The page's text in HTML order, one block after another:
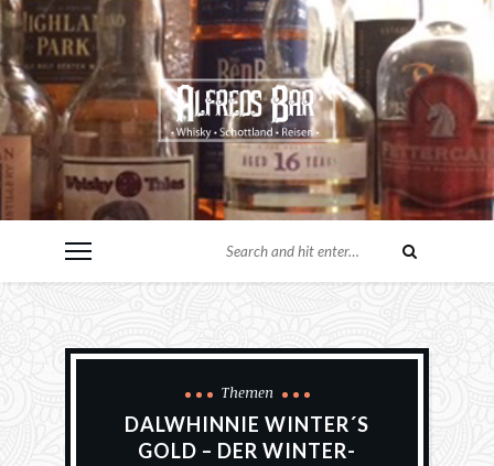
Themen
DALWHINNIE WINTER´S
GOLD – DER WINTER-